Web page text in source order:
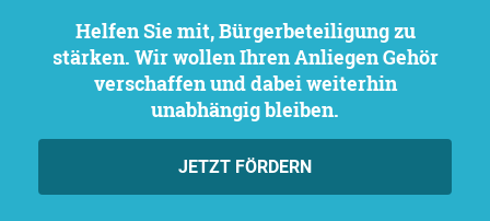
Helfen Sie mit, Bürgerbeteiligung zu
stärken. Wir wollen Ihren Anliegen Gehör
verschaffen und dabei weiterhin
unabhängig bleiben.
JETZT FÖRDERN